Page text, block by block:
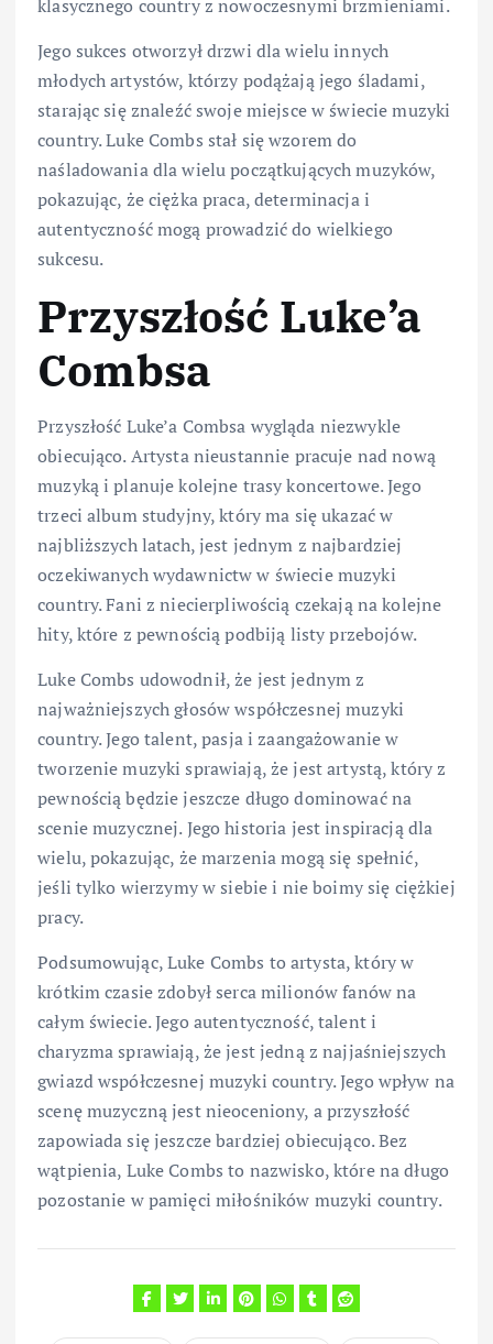
klasycznego country z nowoczesnymi brzmieniami.
Jego sukces otworzył drzwi dla wielu innych
młodych artystów, którzy podążają jego śladami,
starając się znaleźć swoje miejsce w świecie muzyki
country. Luke Combs stał się wzorem do
naśladowania dla wielu początkujących muzyków,
pokazując, że ciężka praca, determinacja i
autentyczność mogą prowadzić do wielkiego
sukcesu.
Przyszłość Luke’a
Combsa
Przyszłość Luke’a Combsa wygląda niezwykle
obiecująco. Artysta nieustannie pracuje nad nową
muzyką i planuje kolejne trasy koncertowe. Jego
trzeci album studyjny, który ma się ukazać w
najbliższych latach, jest jednym z najbardziej
oczekiwanych wydawnictw w świecie muzyki
country. Fani z niecierpliwością czekają na kolejne
hity, które z pewnością podbiją listy przebojów.
Luke Combs udowodnił, że jest jednym z
najważniejszych głosów współczesnej muzyki
country. Jego talent, pasja i zaangażowanie w
tworzenie muzyki sprawiają, że jest artystą, który z
pewnością będzie jeszcze długo dominować na
scenie muzycznej. Jego historia jest inspiracją dla
wielu, pokazując, że marzenia mogą się spełnić,
jeśli tylko wierzymy w siebie i nie boimy się ciężkiej
pracy.
Podsumowując, Luke Combs to artysta, który w
krótkim czasie zdobył serca milionów fanów na
całym świecie. Jego autentyczność, talent i
charyzma sprawiają, że jest jedną z najjaśniejszych
gwiazd współczesnej muzyki country. Jego wpływ na
scenę muzyczną jest nieoceniony, a przyszłość
zapowiada się jeszcze bardziej obiecująco. Bez
wątpienia, Luke Combs to nazwisko, które na długo
pozostanie w pamięci miłośników muzyki country.